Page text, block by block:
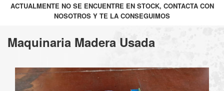
ACTUALMENTE NO SE ENCUENTRE EN STOCK, CONTACTA CON
NOSOTROS Y TE LA CONSEGUIMOS
Maquinaria Madera Usada